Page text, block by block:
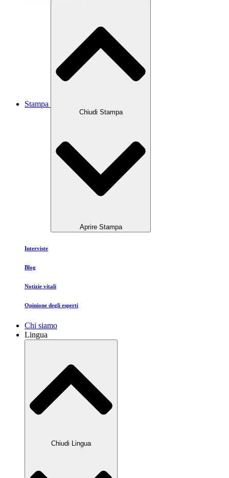
Stampa
Chiudi Stampa
Aprire Stampa
Interviste
Blog
Notizie vitali
Opinione degli esperti
Chi siamo
Lingua
Chiudi Lingua